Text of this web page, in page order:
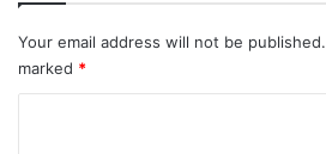
Your email address will not be published.
marked *